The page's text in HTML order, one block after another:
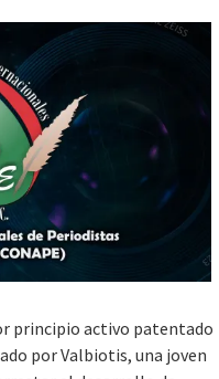
principio activo patentado
por Valbiotis, una joven